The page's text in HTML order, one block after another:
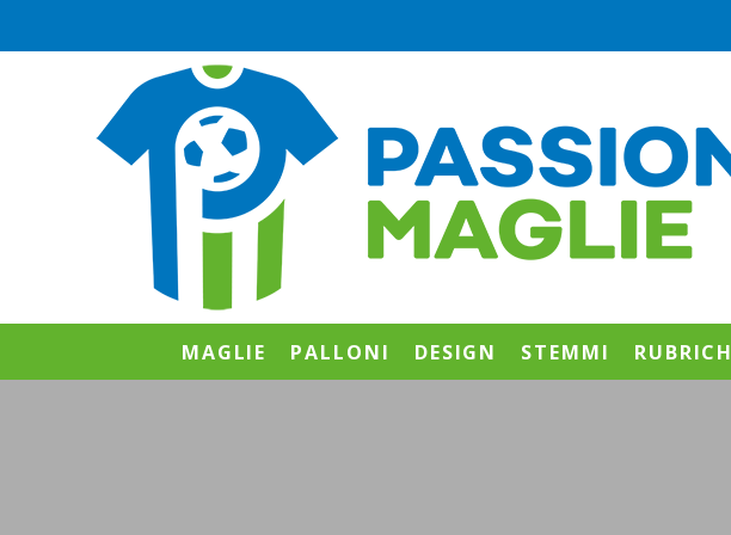
MAGLIE PALLONI DESIGN STEMMI